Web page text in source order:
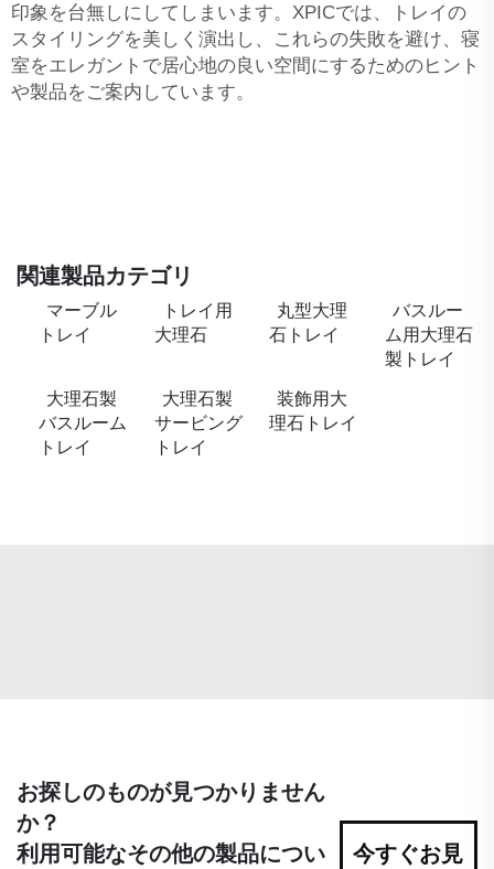
印象を台無しにしてしまいます。XPICでは、トレイの
スタイリングを美しく演出し、これらの失敗を避け、寝
室をエレガントで居心地の良い空間にするためのヒント
や製品をご案内しています。
関連製品カテゴリ
マーブル
トレイ
トレイ用
大理石
丸型大理
石トレイ
バスルー
ム用大理石
製トレイ
大理石製
バスルーム
トレイ
大理石製
サービング
トレイ
装飾用大
理石トレイ
お探しのものが見つかりません
か？
利用可能なその他の製品につい
今すぐお見